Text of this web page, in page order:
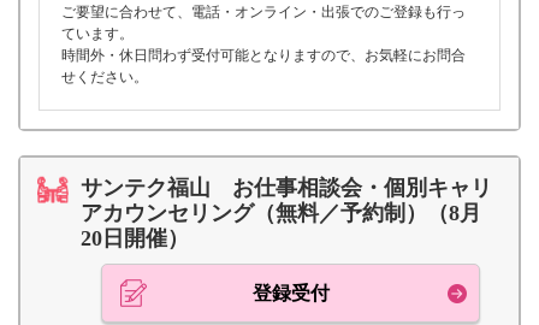
ご要望に合わせて、電話・オンライン・出張でのご登録も行っ
ています。
時間外・休日問わず受付可能となりますので、お気軽にお問合
せください。
サンテク福山 お仕事相談会・個別キャリ
アカウンセリング（無料／予約制）（8月
20日開催）
登録受付